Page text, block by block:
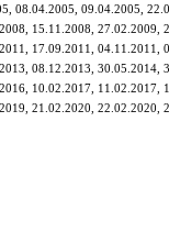
08.04.2005, 09.04.2005,
15.11.2008, 27.02.2009,
17.09.2011, 04.11.2011,
08.12.2013, 30.05.2014,
10.02.2017, 11.02.2017,
21.02.2020, 22.02.2020,